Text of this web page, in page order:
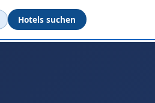
Hotels suchen